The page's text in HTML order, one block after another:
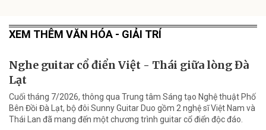
XEM THÊM VĂN HÓA - GIẢI TRÍ
Nghe guitar cổ điển Việt - Thái giữa lòng Đà
Lạt
Cuối tháng 7/2026, thông qua Trung tâm Sáng tạo Nghệ thuật Phố
Bên Đồi Đà Lạt, bộ đôi Sunny Guitar Duo gồm 2 nghệ sĩ Việt Nam và
Thái Lan đã mang đến một chương trình guitar cổ điển độc đáo.